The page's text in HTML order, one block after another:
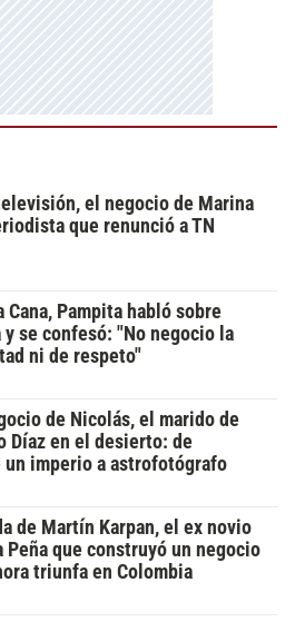
el negocio de Marina
que renunció a TN
Cana, Pampita habló sobre
y se confesó: "No negocio la
ni de respeto"
de Nicolás, el marido de
Díaz en el desierto: de
un imperio a astrofotógrafo
de Martín Karpan, el ex novio
Peña que construyó un negocio
triunfa en Colombia